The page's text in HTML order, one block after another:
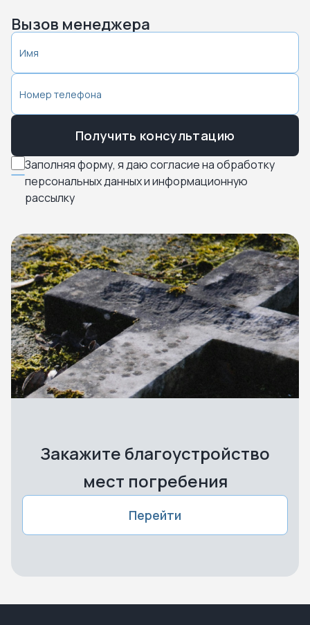
Вызов менеджера
Заполняя форму, я даю согласие на обработку
персональных данных и информационную
рассылку
Получить консультацию
Закажите благоустройство
мест погребения
Перейти